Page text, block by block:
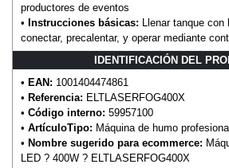
productores de eventos
• Instrucciones básicas: Llenar tanque con
conectar, precalentar, y operar mediante
IDENTIFICACIÓN DEL
• EAN: 1001404474861
• Referencia: ELTLASERFOG400X
• Código interno: 59957100
• ArtículoTipo: Máquina de humo profesional
• Nombre sugerido para ecommerce:
LED ? 400W ? ELTLASERFOG400X